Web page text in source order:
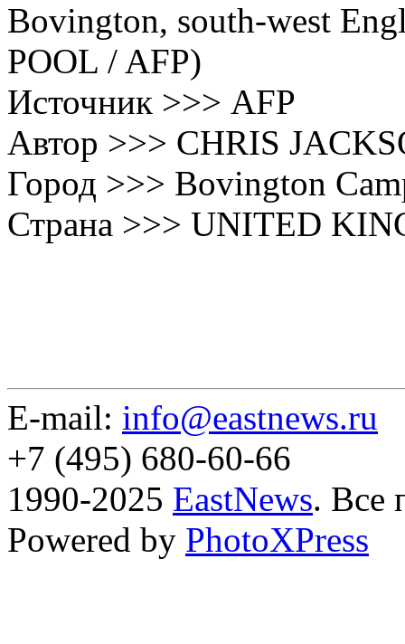
Bovington, south-west
POOL / AFP)
Источник >>> AFP
Автор >>> CHRIS
Город >>> Bovington
Страна >>> UNITED
E-mail: info@eastnews.ru
+7 (495) 680-60-66
1990-2025 EastNews. Все
Powered by PhotoXPress